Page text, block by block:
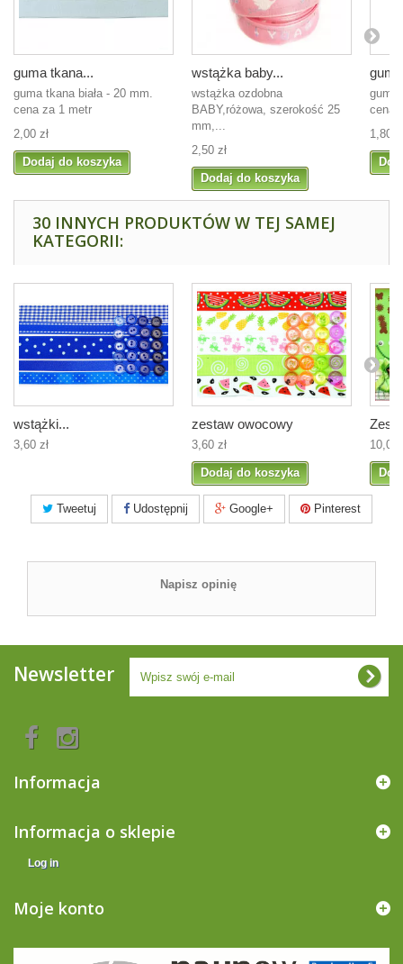
guma tkana...
guma tkana biała - 20 mm.
cena za 1 metr
2,00 zł
Dodaj do koszyka
wstążka baby...
wstążka ozdobna
BABY,różowa, szerokość 25
mm,...
2,50 zł
Dodaj do koszyka
guma
cena
1,80
30 INNYCH PRODUKTÓW W TEJ SAMEJ
KATEGORII:
wstążki...
3,60 zł
zestaw owocowy
3,60 zł
Dodaj do koszyka
10,00
Tweetuj Udostępnij Google+ Pinterest
Napisz opinię
Newsletter
Informacja
Informacja o sklepie
Log in
Moje konto